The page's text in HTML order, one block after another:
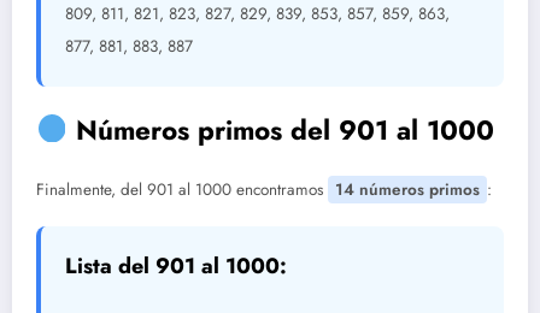
809, 811, 821, 823, 827, 829, 839, 853, 857, 859, 863,
877, 881, 883, 887
Números primos del 901 al 1000
Finalmente, del 901 al 1000 encontramos 14 números primos :
Lista del 901 al 1000: